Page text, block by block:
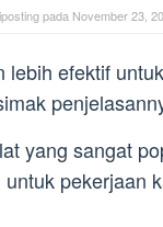
pada November 23,
efektif
yang sangat
pekerjaan